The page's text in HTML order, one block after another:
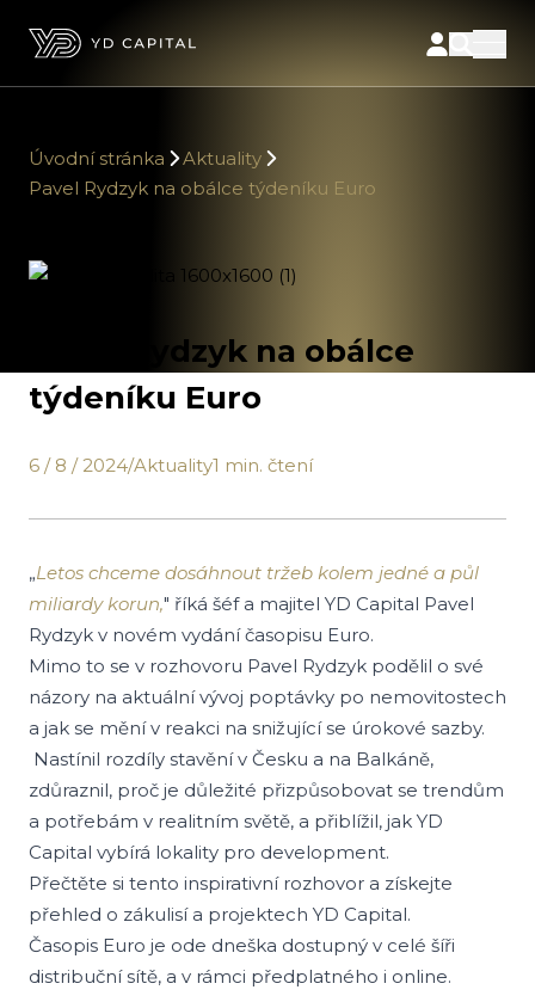
Úvodní stránka
Aktuality
Pavel Rydzyk na obálce týdeníku Euro
Pavel Rydzyk na obálce
týdeníku Euro
6 / 8 / 2024/Aktuality1 min. čtení
„Letos chceme dosáhnout tržeb kolem jedné a půl
miliardy korun," říká šéf a majitel YD Capital Pavel
Rydzyk v novém vydání časopisu Euro.
Mimo to se v rozhovoru Pavel Rydzyk podělil o své
názory na aktuální vývoj poptávky po nemovitostech
a jak se mění v reakci na snižující se úrokové sazby.
Nastínil rozdíly stavění v Česku a na Balkáně,
zdůraznil, proč je důležité přizpůsobovat se trendům
a potřebám v realitním světě, a přiblížil, jak YD
Capital vybírá lokality pro development.
Přečtěte si tento inspirativní rozhovor a získejte
přehled o zákulisí a projektech YD Capital.
Časopis Euro je ode dneška dostupný v celé šíři
distribuční sítě, a v rámci předplatného i online.